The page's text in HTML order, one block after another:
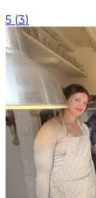
5 (3)